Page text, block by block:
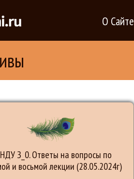
О Сайте
З_0. Ответы на вопросы по
и восьмой лекции (28.05.2024г)